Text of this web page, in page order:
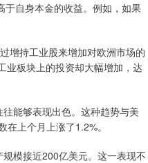
自身本金的收益。例如，如果
增持工业股来增加对欧洲市场的
业板块上的投资却大幅增加，达
能够表现出色。这种趋势与美
上个月上涨了1.2%。
模接近200亿美元。这一表现不